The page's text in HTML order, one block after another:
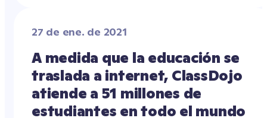
27 de ene. de 2021
A medida que la educación se
traslada a internet, ClassDojo
atiende a 51 millones de
estudiantes en todo el mundo